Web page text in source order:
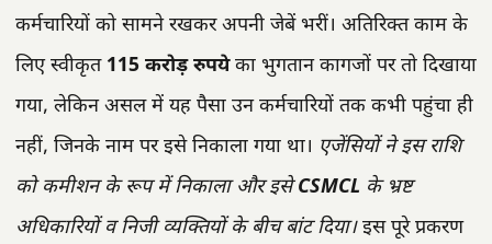
कर्मचारियों को सामने रखकर अपनी जेबें भरीं। अतिरिक्त काम के
लिए स्वीकृत 115 करोड़ रुपयेका भुगतान कागजों पर तो दिखाया
गया, लेकिन असल में यह पैसा उन कर्मचारियों तक कभी पहुंचा ही
नहीं, जिनके नाम पर इसे निकाला गया था। एजेंसियों ने इस राशि
को कमीशन के रूप में निकाला और इसेCSMCL के भ्रष्ट
अधिकारियों व निजी व्यक्तियों के बीच बांट दिया।इस पूरे प्रकरण